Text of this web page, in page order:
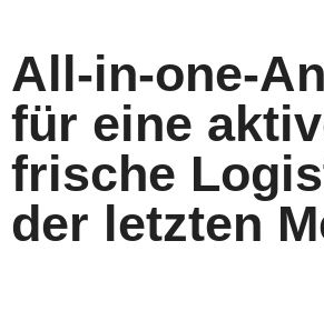
All-in-one-
für eine
frische
der letzten